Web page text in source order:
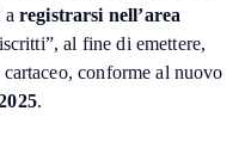
a registrarsi nell’area
al fine di emettere,
conforme al nuovo
.